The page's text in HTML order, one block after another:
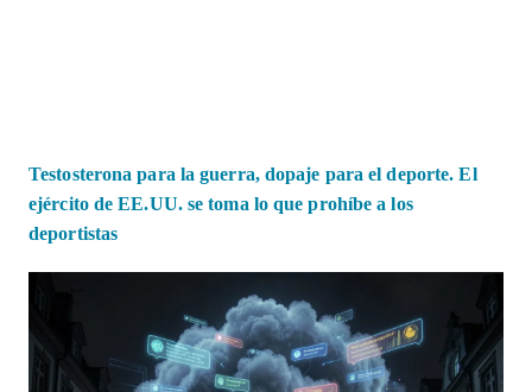
Testosterona para la guerra, dopaje para el deporte. El
ejército de EE.UU. se toma lo que prohíbe a los
deportistas